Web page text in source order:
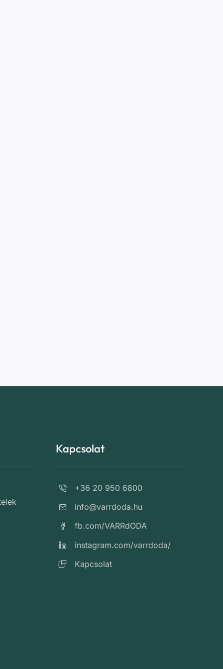
Kapcsolat
+36 20 950 6800
info@varrdoda.hu
fb.com/VARRdODA
instagram.com/varrdoda/
Kapcsolat